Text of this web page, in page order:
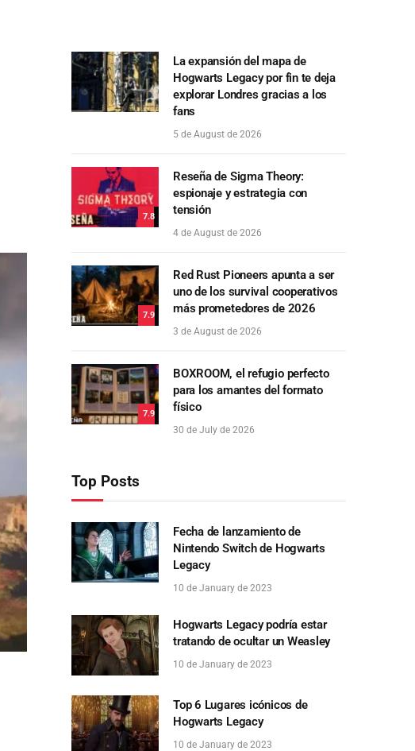
La expansión del mapa de
Hogwarts Legacy por fin te deja
explorar Londres gracias a los
fans
5 de August de 2026
7.8
Reseña de Sigma Theory:
espionaje y estrategia con
tensión
4 de August de 2026
7.9
Red Rust Pioneers apunta a ser
uno de los survival cooperativos
más prometedores de 2026
3 de August de 2026
7.9
BOXROOM, el refugio perfecto
para los amantes del formato
físico
30 de July de 2026
Top Posts
Fecha de lanzamiento de
Nintendo Switch de Hogwarts
Legacy
10 de January de 2023
Hogwarts Legacy podría estar
tratando de ocultar un Weasley
10 de January de 2023
Top 6 Lugares icónicos de
Hogwarts Legacy
10 de January de 2023